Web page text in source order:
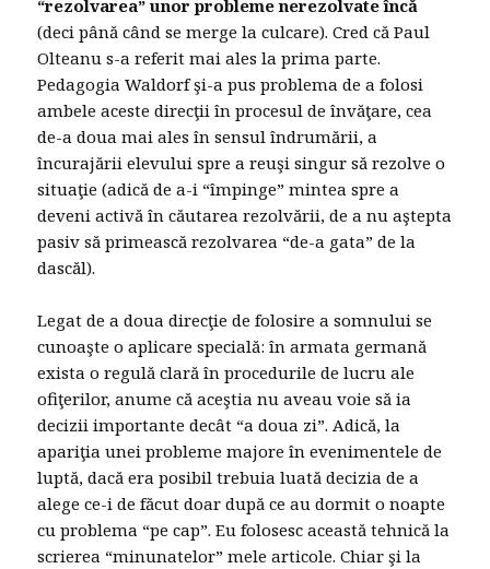
“rezolvarea” unor probleme nerezolvate încă
(deci până când se merge la culcare). Cred că Paul
Olteanu s-a referit mai ales la prima parte.
Pedagogia Waldorf şi-a pus problema de a folosi
ambele aceste direcţii în procesul de învăţare, cea
de-a doua mai ales în sensul îndrumării, a
încurajării elevului spre a reuşi singur să rezolve o
situaţie (adică de a-i “împinge” mintea spre a
deveni activă în căutarea rezolvării, de a nu aştepta
pasiv să primească rezolvarea “de-a gata” de la
dascăl).
Legat de a doua direcţie de folosire a somnului se
cunoaşte o aplicare specială: în armata germană
exista o regulă clară în procedurile de lucru ale
ofiţerilor, anume că aceştia nu aveau voie să ia
decizii importante decât “a doua zi”. Adică, la
apariţia unei probleme majore în evenimentele de
luptă, dacă era posibil trebuia luată decizia de a
alege ce-i de făcut doar după ce au dormit o noapte
cu problema “pe cap”. Eu folosesc această tehnică la
scrierea “minunatelor” mele articole. Chiar şi la